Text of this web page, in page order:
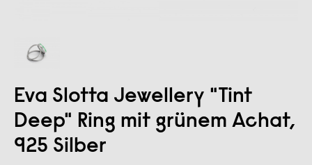
Eva Slotta Jewellery "Tint
Deep" Ring mit grünem Achat,
925 Silber